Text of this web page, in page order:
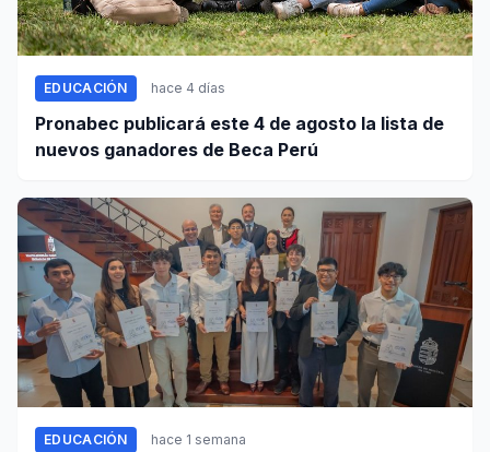
EDUCACIÓN hace 4 días
Pronabec publicará este 4 de agosto la lista de
nuevos ganadores de Beca Perú
EDUCACIÓN hace 1 semana